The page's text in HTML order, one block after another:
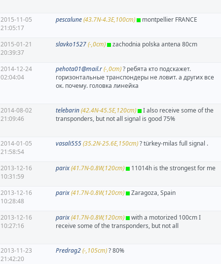
2015-11-05
21:05:17
pescalune(43.7N-4.3E,100cm) montpellier FRANCE
2015-01-21
20:39:37
slavko1527(-,0cm) zachodnia polska antena 80cm
2014-12-24
02:04:04
pehota01@mail.r(-,0cm)? ребята кто подскажет.
горизонтальные транспондеры не ловит. а других все
ок. почему. головка линейка
2014-08-02
21:09:46
telebarin(42.4N-45.5E,120cm)
I also receive some of the
transponders, but not all signal is good 75%
2014-01-05
21:58:54
vasali555(35.2N-25.6E,150cm)? türkey-milas full signal .
2013-12-16
10:31:59
parix(41.7N-0.8W,120cm) 11014h is the strongest for me
2013-12-16
10:28:48
parix(41.7N-0.8W,120cm) Zaragoza, Spain
2013-12-16
10:27:16
parix(41.7N-0.8W,120cm)
with a motorized 100cm I
receive some of the transponders, but not all
2013-11-23
21:42:20
Predrag2(-,105cm)? 80%